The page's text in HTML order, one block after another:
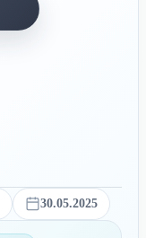
30.05.2025